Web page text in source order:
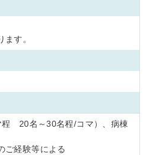
す。
程 20名～30名程/コマ）、病棟
ご経験等による